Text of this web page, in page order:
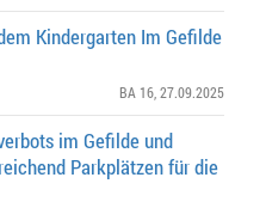
Kindergarten Im Gefilde
BA 16 , 27.09.2025
im Gefilde und
Parkplätzen für die